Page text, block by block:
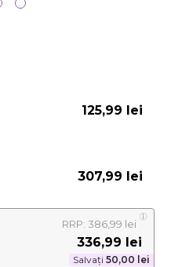
125,99 lei
307,99 lei
336,99 lei
Salvați 50,00 lei
RRP: 386,99 lei